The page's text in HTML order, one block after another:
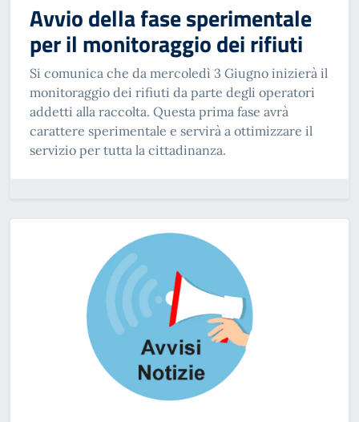
Avvio della fase sperimentale
per il monitoraggio dei rifiuti
Si comunica che da mercoledì 3 Giugno inizierà il
monitoraggio dei rifiuti da parte degli operatori
addetti alla raccolta. Questa prima fase avrà
carattere sperimentale e servirà a ottimizzare il
servizio per tutta la cittadinanza.